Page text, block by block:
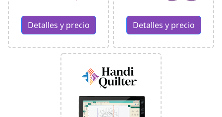
Detalles y precio Detalles y precio